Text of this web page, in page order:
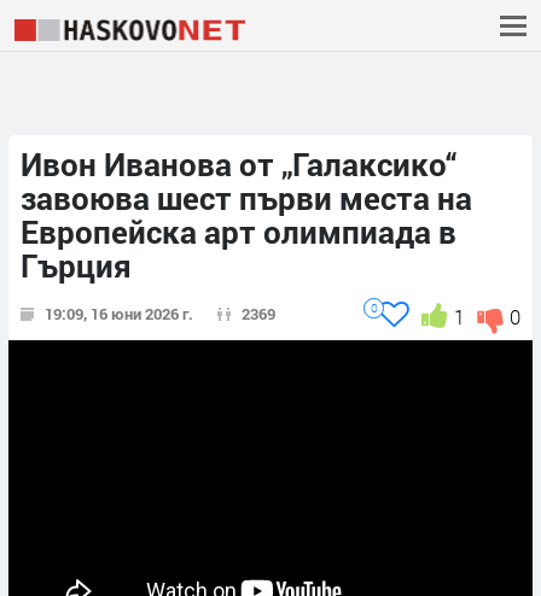
Ивон Иванова от „Галаксико“
завоюва шест първи места на
Европейска арт олимпиада в
Гърция
19:09, 16 юни 2026 г. 2369 0
1
0